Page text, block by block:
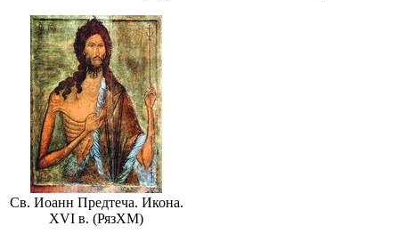
Св. Иоанн Предтеча. Икона.
XVI в. (РязХМ)